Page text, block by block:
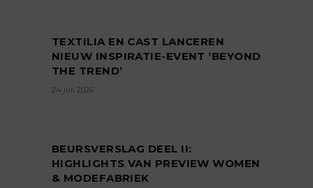
TEXTILIA EN CAST LANCEREN
NIEUW INSPIRATIE-EVENT ‘BEYOND
THE TREND’
24 juli 2026
BEURSVERSLAG DEEL II:
HIGHLIGHTS VAN PREVIEW WOMEN
& MODEFABRIEK